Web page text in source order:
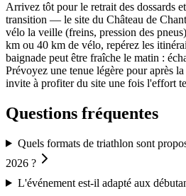
Arrivez tôt pour le retrait des dossards
transition — le site du Château de
vélo la veille (freins, pression des
km ou 40 km de vélo, repérez les
baignade peut être fraîche le matin :
Prévoyez une tenue légère pour après
invite à profiter du site une fois l'effort
Questions fréquentes
Quels formats de triathlon sont
2026 ?
L'événement est-il adapté aux